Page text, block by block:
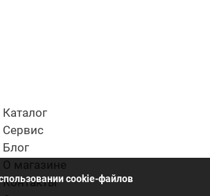
Каталог
Cервис
Блог
О магазине
Контакты
cookie-файлов